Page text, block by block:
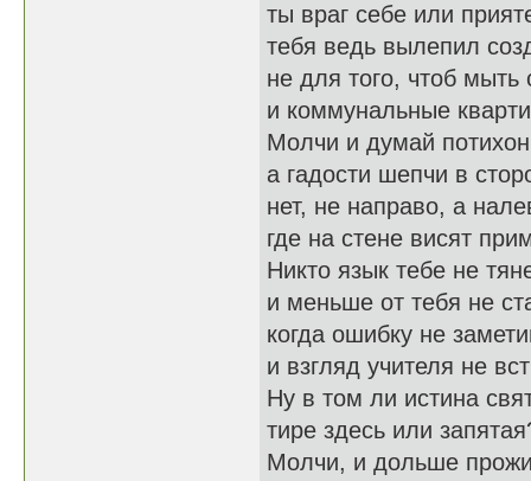
ты враг себе или
тебя ведь вылепил
не для того, чтоб мыть
и коммунальные
Молчи и думай
а гадости шепчи в
нет, не направо, а
где на стене висят
Никто язык тебе не
и меньше от тебя не
когда ошибку не
и взгляд учителя не
Ну в том ли истина
тире здесь или
Молчи, и дольше